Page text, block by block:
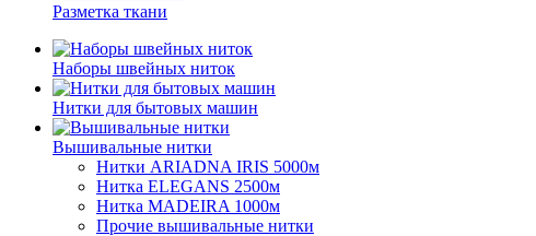
Разметка ткани
Наборы швейных ниток
Нитки для бытовых машин
Вышивальные нитки
Нитки ARIADNA IRIS 5000м
Нитка ELEGANS 2500м
Нитка MADEIRA 1000м
Прочие вышивальные нитки